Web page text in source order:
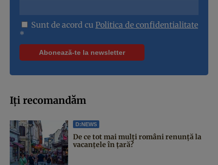
Sunt de acord cu Politica de confidentialitate
*
Iți recomandăm
D:NEWS
De ce tot mai mulți români renunță la
vacanțele în țară?